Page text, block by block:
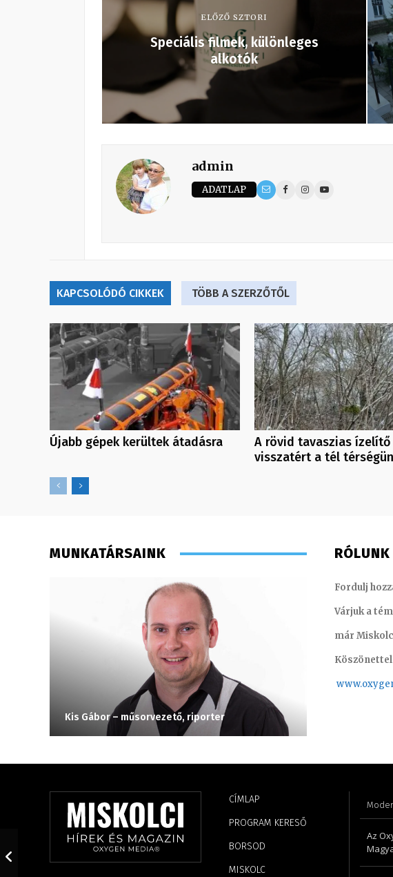
ELŐZŐ SZTORI
Speciális filmek, különleges
alkotók
admin
ADATLAP
KAPCSOLÓDÓ CIKKEK TÖBB A SZERZŐTŐL
Újabb gépek kerültek átadásra
A rövid tavaszias
visszatért a tél
MUNKATÁRSAINK
Kis Gábor – műsorvezető, riporter
RÓLUNK
Fordulj
Várjuk a
már
www.oxyge
CÍMLAP
PROGRAM KERESŐ
BORSOD
MISKOLC
Az